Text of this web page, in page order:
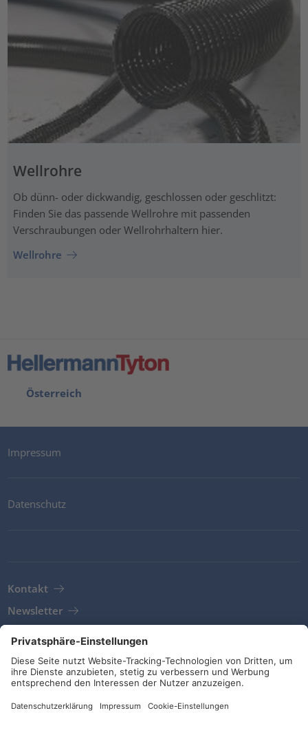
Wellrohre
Ob dünn- oder dickwandig, geschlossen oder geschlitzt:
Finden Sie das passende Wellrohre mit passenden
Verschraubungen oder Wellrohrhaltern hier.
Wellrohre
Österreich
Impressum
Datenschutz
Kontakt
Newsletter
AGB
Richtlinien und Bekenntnisse
Soziale Medien